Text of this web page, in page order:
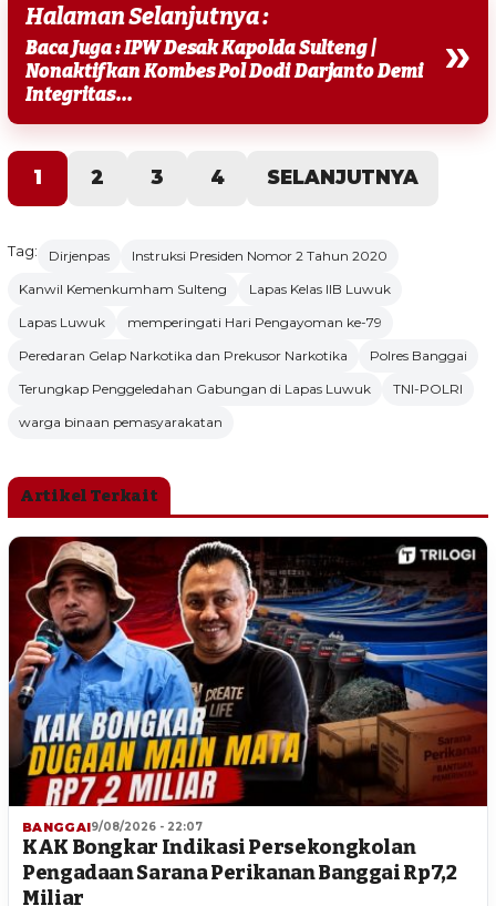
Halaman Selanjutnya :
Baca Juga : IPW Desak Kapolda Sulteng |
Nonaktifkan Kombes Pol Dodi Darjanto Demi
Integritas...
»
1 2 3 4 SELANJUTNYA
Tag: Dirjenpas
Instruksi Presiden Nomor 2 Tahun 2020
Kanwil Kemenkumham Sulteng
Lapas Kelas IIB Luwuk
Lapas Luwuk
memperingati Hari Pengayoman ke-79
Peredaran Gelap Narkotika dan Prekusor Narkotika
Polres Banggai
Terungkap Penggeledahan Gabungan di Lapas Luwuk
TNI-POLRI
warga binaan pemasyarakatan
Artikel Terkait
BANGGAI9/08/2026 - 22:07
KAK Bongkar Indikasi Persekongkolan
Pengadaan Sarana Perikanan Banggai Rp7,2
Miliar